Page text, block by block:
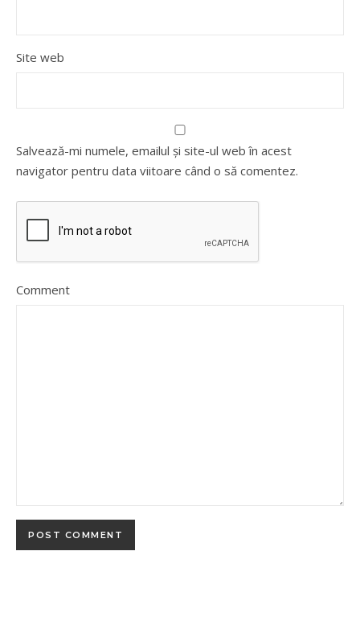
Site web
Salvează-mi numele, emailul și site-ul web în acest
navigator pentru data viitoare când o să comentez.
Comment